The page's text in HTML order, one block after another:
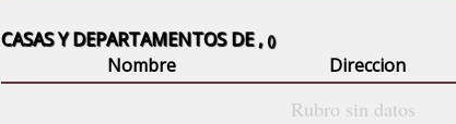
CASAS Y DEPARTAMENTOS DE ,()
Nombre Direccion
Rubro sin datos